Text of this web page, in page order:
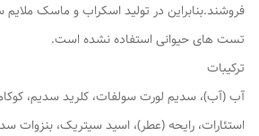
فروشند.بنابراین در تولید اسکراب و ماسک
تست های حیوانی استفاده نشده است.
ترکیبات
استئارات، رایحه (عطر)، اسید سیتریک، بنزوات